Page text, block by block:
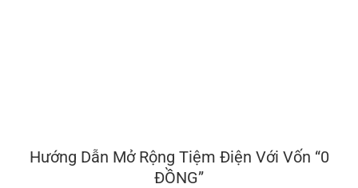
Hướng Dẫn Mở Rộng Tiệm Điện Với Vốn “0
ĐỒNG”